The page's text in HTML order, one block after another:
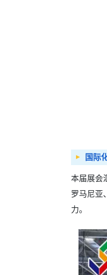
国际
本届展会
罗马尼亚
力。